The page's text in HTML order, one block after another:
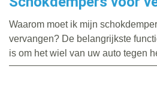
Waarom moet ik mijn
vervangen? De belangrijkste
is om het wiel van uw auto tegen